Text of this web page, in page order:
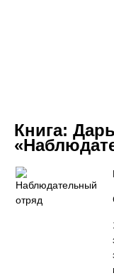
Книга: